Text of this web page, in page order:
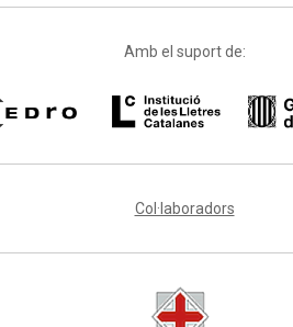
Amb el suport de:
Col·laboradors